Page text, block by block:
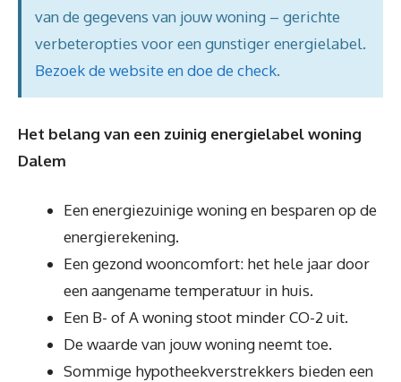
van de gegevens van jouw woning – gerichte
verbeteropties voor een gunstiger energielabel.
Bezoek de website en doe de check.
Het belang van een zuinig energielabel woning
Dalem
Een energiezuinige woning en besparen op de
energierekening.
Een gezond wooncomfort: het hele jaar door
een aangename temperatuur in huis.
Een B- of A woning stoot minder CO-2 uit.
De waarde van jouw woning neemt toe.
Sommige hypotheekverstrekkers bieden een